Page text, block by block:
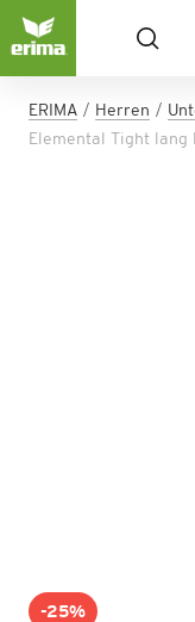
ERIMA Herren
Elemental Tight lang
-25%